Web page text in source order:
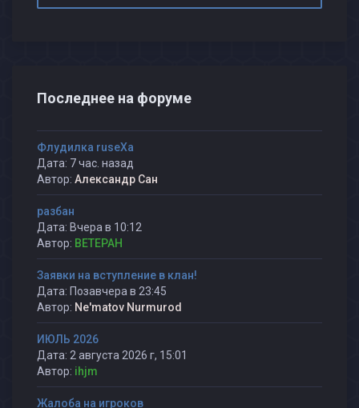
Последнее на форуме
Флудилка ruseXа
Дата: 7 час. назад
Автор: Александр Сан
разбан
Дата: Вчера в 10:12
Автор: BETEPAH
Заявки на вступление в клан!
Дата: Позавчера в 23:45
Автор: Ne'matov Nurmurod
ИЮЛЬ 2026
Дата: 2 августа 2026 г, 15:01
Автор: ihjm
Жалоба на игроков